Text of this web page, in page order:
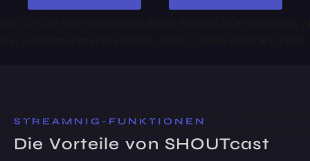
STREAMNIG-FUNKTIONEN
Die Vorteile von SHOUTcast